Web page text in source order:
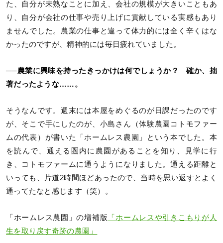
た、自分が未熟なことに加え、会社の規模が大きいこともあ
り、自分が会社の仕事や売り上げに貢献している実感もあり
ませんでした。農業の仕事と違って体力的には全く辛くはな
かったのですが、精神的には毎日疲れていました。
──農業に興味を持ったきっかけは何でしょうか？ 確か、拙
著だったような……。
そうなんです。週末には本屋をめぐるのが日課だったのです
が、そこで手にしたのが、小島さん（体験農園コトモファー
ムの代表）が書いた「ホームレス農園」という本でした。本
を読んで、通える圏内に農園があることを知り、見学に行
き、コトモファームに通うようになりました。通える距離と
いっても、片道2時間ほどあったので、当時を思い返すとよく
通ってたなと感じます（笑）。
「ホームレス農園」の増補版
「ホームレスや引きこもりが人
生を取り戻す奇跡の農園」